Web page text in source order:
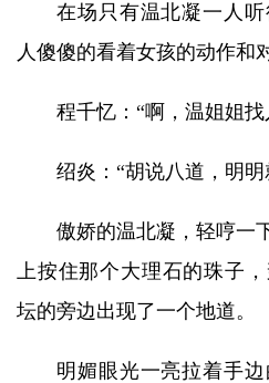
在场只有温北凝一人
人傻傻的看着女孩的动作和
程千忆：“啊，温姐姐
绍炎：“胡说八道，明
傲娇的温北凝，轻哼一
上按住那个大理石的珠子
坛的旁边出现了一个地道。
明媚眼光一亮拉着手